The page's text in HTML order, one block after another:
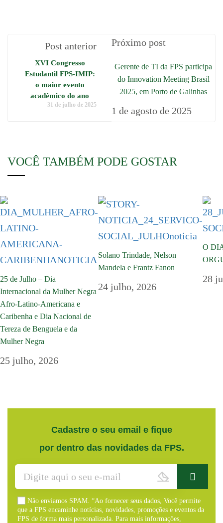
Post anterior
XVI Congresso
Estudantil FPS-IMIP:
o maior evento
acadêmico do ano
31 de julho de 2025
Próximo post
Gerente de TI da FPS participa
do Innovation Meeting Brasil
2025, em Porto de Galinhas
1 de agosto de 2025
VOCÊ TAMBÉM PODE GOSTAR
25 de Julho – Dia
Internacional da Mulher Negra
Afro-Latino-Americana e
Caribenha e Dia Nacional de
Tereza de Benguela e da
Mulher Negra
25 julho, 2026
Solano Trindade, Nelson
Mandela e Frantz Fanon
24 julho, 2026
O
28
Cadastre o seu email e fique
por dentro das novidades da FPS.
Não enviamos SPAM. “Ao fornecer seus dados, Você permite
que a FPS encaminhe notícias, novidades, promoções e eventos da
FPS de forma mais personalizada. Para mais informações,